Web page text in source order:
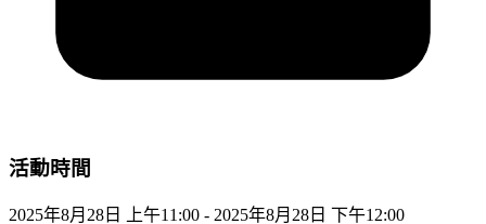
活動時間
2025年8月28日 上午11:00 - 2025年8月28日 下午12:00